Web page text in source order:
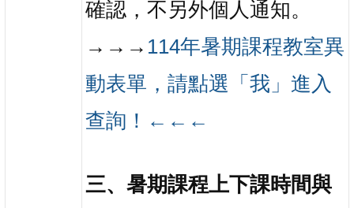
確認，不另外個人通知。
→→→ 114年暑期課程教室異
動表單，請點選「我」進入
查詢！← ← ←
三、暑期課程上下課時間與